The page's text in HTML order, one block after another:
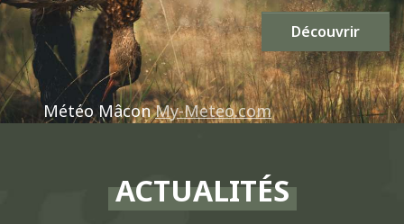
Météo Mâcon My-Meteo.com
Découvrir
ACTUALITÉS